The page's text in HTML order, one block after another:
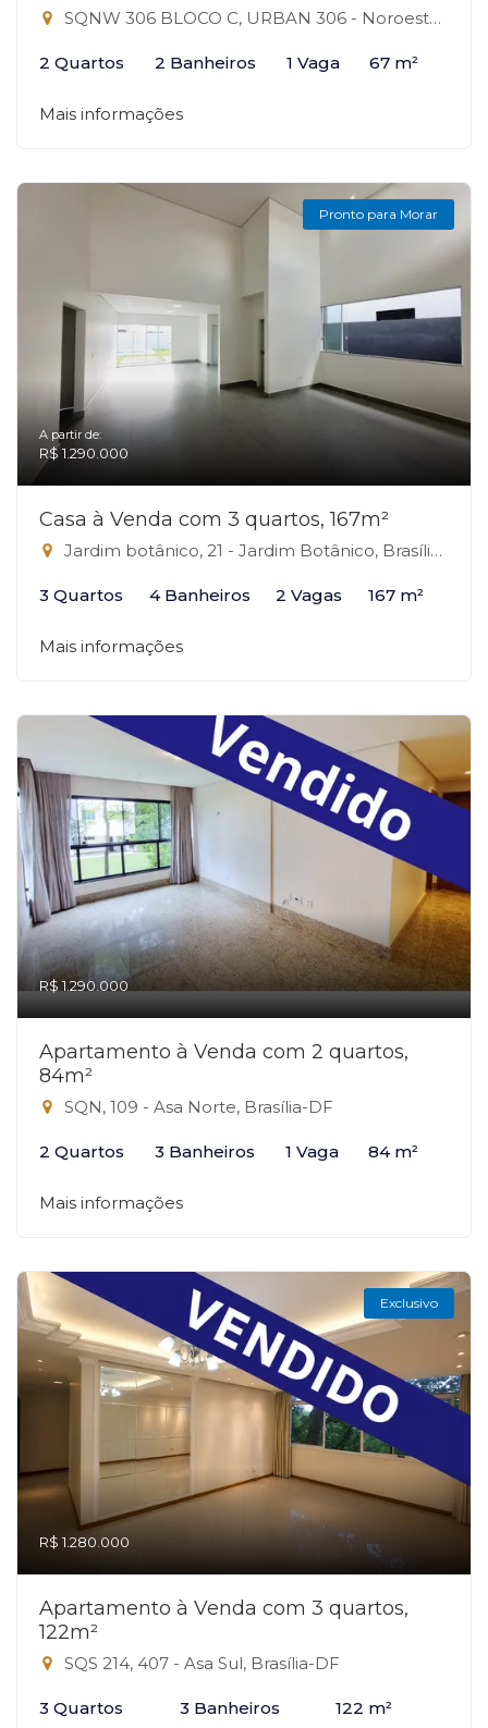
SQNW 306 BLOCO C, URBAN 306 - Noroeste, Brasília-DF
2 Quartos 2 Banheiros 1 Vaga 67 m²
Mais informações
Pronto para Morar
A partir de:
R$ 1.290.000
Casa à Venda com 3 quartos, 167m²
Jardim botânico, 21 - Jardim Botânico, Brasília-DF
3 Quartos 4 Banheiros 2 Vagas 167 m²
Mais informações
R$ 1.290.000
Apartamento à Venda com 2 quartos,
84m²
SQN, 109 - Asa Norte, Brasília-DF
2 Quartos 3 Banheiros 1 Vaga 84 m²
Mais informações
Exclusivo
R$ 1.280.000
Apartamento à Venda com 3 quartos,
122m²
SQS 214, 407 - Asa Sul, Brasília-DF
3 Quartos 3 Banheiros 122 m²